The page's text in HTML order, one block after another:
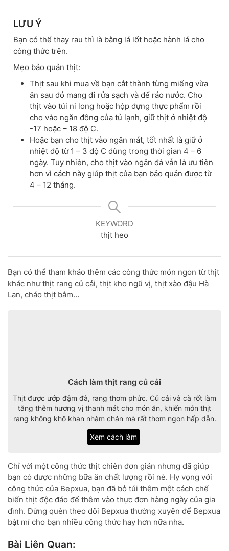
LƯU Ý
Bạn có thể thay rau thì là bằng lá lốt hoặc hành lá cho
công thức trên.
Mẹo bảo quản thịt:
Thịt sau khi mua về bạn cắt thành từng miếng vừa
ăn sau đó mang đi rửa sạch và để ráo nước. Cho
thịt vào túi ni long hoặc hộp đựng thực phẩm rồi
cho vào ngăn đông của tủ lạnh, giữ thịt ở nhiệt độ
-17 hoặc – 18 độ C.
Hoặc bạn cho thịt vào ngăn mát, tốt nhất là giữ ở
nhiệt độ từ 1 – 3 độ C dùng trong thời gian 4 – 6
ngày. Tuy nhiên, cho thịt vào ngăn đá vẫn là ưu tiên
hơn vì cách này giúp thịt của bạn bảo quản được từ
4 – 12 tháng.
KEYWORD
thịt heo
Bạn có thể tham khảo thêm các công thức món ngon từ thịt
khác như thịt rang củ cải, thịt kho ngũ vị, thịt xào đậu Hà
Lan, cháo thịt bằm…
Cách làm thịt rang củ cải
Thịt được ướp đậm đà, rang thơm phức. Củ cải và cà rốt làm
tăng thêm hương vị thanh mát cho món ăn, khiến món thịt
rang không khô khan nhàm chán mà rất thơm ngon hấp dẫn.
Xem cách làm
Chỉ với một công thức thịt chiên đơn giản nhưng đã giúp
bạn có được những bữa ăn chất lượng rồi nè. Hy vọng với
công thức của Bepxua, bạn đã bỏ túi thêm một cách chế
biến thịt độc đáo để thêm vào thực đơn hàng ngày của gia
đình. Đừng quên theo dõi Bepxua thường xuyên để Bepxua
bật mí cho bạn nhiều công thức hay hơn nữa nha.
Bài Liên Quan: